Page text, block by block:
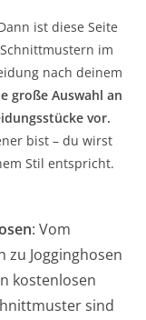
ist diese Seite
im
nach deinem
große Auswahl an
vor.
bist – du wirst
Stil entspricht.
: Vom
zu Jogginghosen
kostenlosen
sind